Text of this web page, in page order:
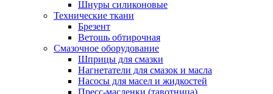
Шнуры силиконовые
Технические ткани
Брезент
Ветошь обтирочная
Смазочное оборудование
Шприцы для смазки
Нагнетатели для смазок и масла
Насосы для масел и жидкостей
Пресс-масленки (тавотница)